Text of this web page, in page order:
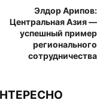
Элдор Арипов:
Центральная Азия —
успешный пример
регионального
сотрудничества